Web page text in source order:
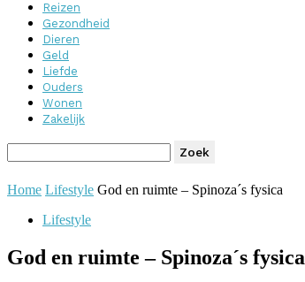
Reizen
Gezondheid
Dieren
Geld
Liefde
Ouders
Wonen
Zakelijk
Home Lifestyle God en ruimte – Spinoza´s fysica
Lifestyle
God en ruimte – Spinoza´s fysica